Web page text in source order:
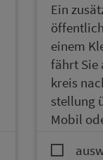
Ein
einem
fährt Sie
kreis
stel­lung
Mobil